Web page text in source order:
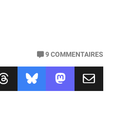
9COMMENTAIRES